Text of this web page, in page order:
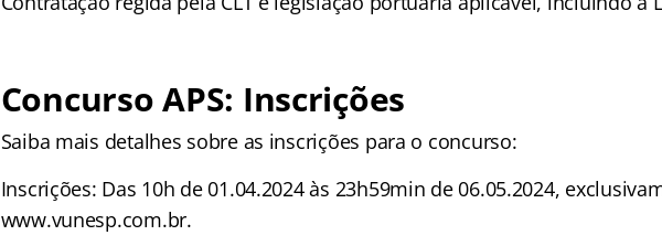
Concurso APS: Inscrições
Saiba mais detalhes sobre as inscrições para o concurso:
Inscrições: Das 10h de 01.04.2024 às 23h59min de 06.05.2024,
www.vunesp.com.br.